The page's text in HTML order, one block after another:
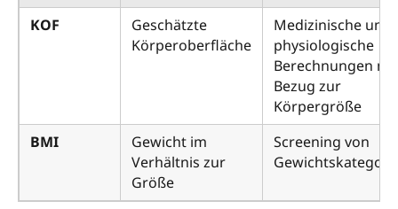
KOF
Geschätzte
Körperoberfläche
Medizinische und
physiologische
Berechnungen mit
Bezug zur
Körpergröße
BMI
Gewicht im
Verhältnis zur
Größe
Screening von